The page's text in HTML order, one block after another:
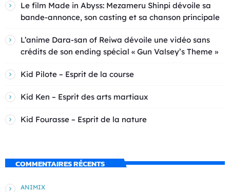
Le film Made in Abyss: Mezameru Shinpi dévoile sa
bande-annonce, son casting et sa chanson principale
L’anime Dara-san of Reiwa dévoile une vidéo sans
crédits de son ending spécial « Gun Valsey’s Theme »
Kid Pilote – Esprit de la course
Kid Ken – Esprit des arts martiaux
Kid Fourasse – Esprit de la nature
COMMENTAIRES RÉCENTS
ANIMIX